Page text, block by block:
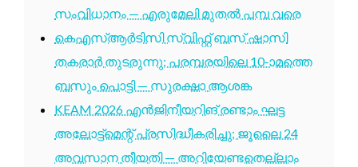
സംവിധാനം — എരുമേലി മുതൽ പമ്പ വരെ
കെഎസ്ആർടിസി സ്വിഫ്റ്റ് ബസ് ഷാസി
തകരാർ തുടരുന്നു; പരമ്പരയിലെ 10-ാമത്തെ
ബസും പൊട്ടി — സുരക്ഷാ ആശങ്ക
KEAM 2026 എൻജിനീയറിങ് രണ്ടാം ഘട്ട
അലോട്ട്മെന്റ് പ്രസിദ്ധീകരിച്ചു; ജൂലൈ 24
അവസാന തീയതി — അറിയേണ്ടതെല്ലാം